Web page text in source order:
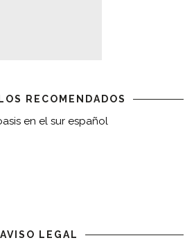
RECOMENDADOS
en el sur español
AVISO LEGAL